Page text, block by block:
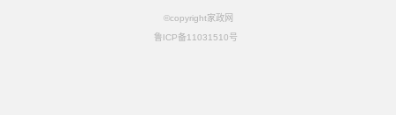
©copyright家政网
鲁ICP备11031510号